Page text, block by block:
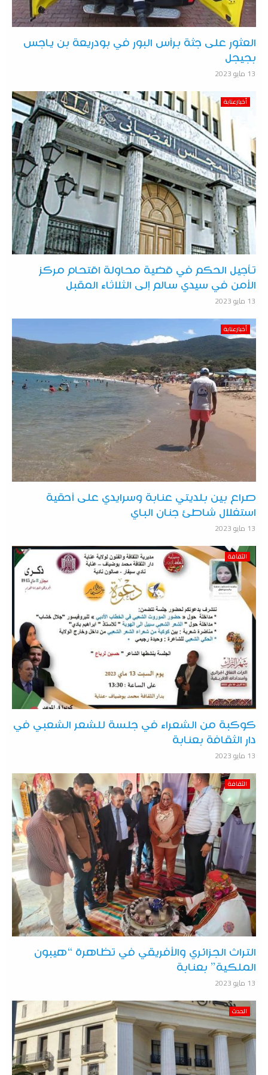
العثور على جثة برأس البور في بودريعة بن ياجس
بجيجل
13 مايو 2023
أخبارعنابة
تأجيل الحكم في قضية محاولة اقتحام مركز
الأمن في سيدي سالم إلى الثلاثاء المقبل
13 مايو 2023
أخبارعنابة
صراع بين بلديتي عنابة وسرايدي على أحقية
استغلال شاطئ جنان الباي
13 مايو 2023
الثقافة
كوكبة من الشعراء في جلسة للشعر الشعبي في
دار الثقافة بعنابة
13 مايو 2023
الثقافة
التراث الجزائري والأفريقي في تظاهرة “هيبون
الملكية” بعنابة
13 مايو 2023
الحدث